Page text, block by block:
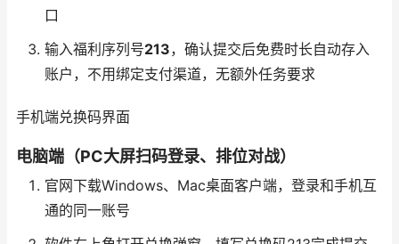
口
输入福利序列号213，确认提交后免费时长自动存入
账户，不用绑定支付渠道，无额外任务要求
手机端兑换码界面
电脑端（PC大屏扫码登录、排位对战）
官网下载Windows、Mac桌面客户端，登录和手机互
通的同一账号